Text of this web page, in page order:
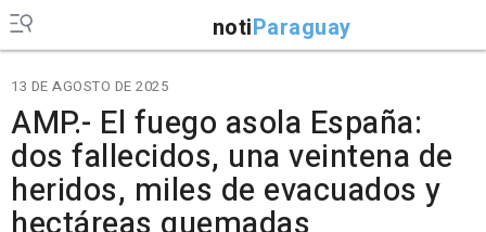
notiParaguay
13 DE AGOSTO DE 2025
AMP.- El fuego asola España:
dos fallecidos, una veintena de
heridos, miles de evacuados y